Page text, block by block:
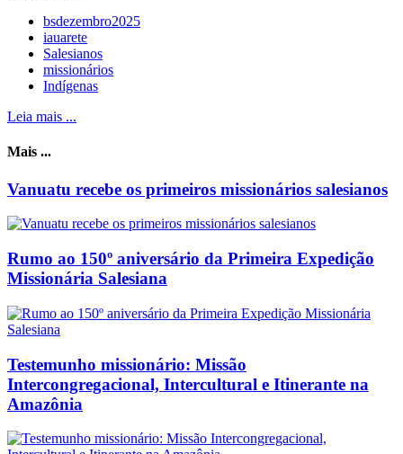
bsdezembro2025
iauarete
Salesianos
missionários
Indígenas
Leia mais ...
Mais ...
Vanuatu recebe os primeiros missionários salesianos
Rumo ao 150º aniversário da Primeira Expedição
Missionária Salesiana
Testemunho missionário: Missão
Intercongregacional, Intercultural e Itinerante na
Amazônia